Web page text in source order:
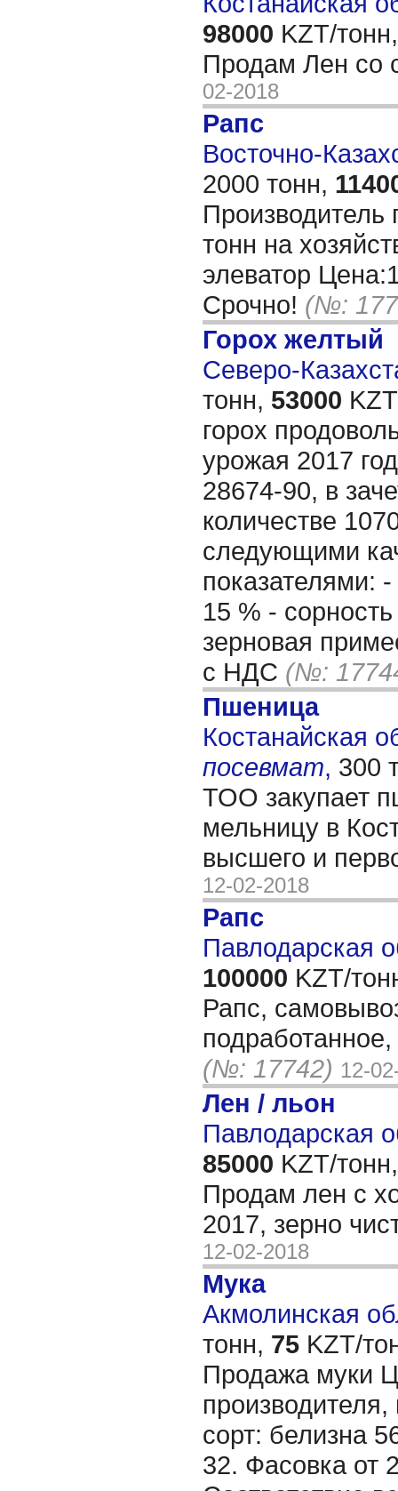
98000 KZT/тонн,
Продам Лен со
02-2018
Рапс
Восточно-
2000 тонн,
Производитель
тонн на
элеватор
Срочно! (№:
Горох желтый
Северо-
тонн, 53000
горох
урожая 2017
28674-90, в
количестве
следующими
показателями:
15 % -
зерновая
с НДС (№:
Пшеница
Костанайская
посевмат, 300
ТОО закупает
мельницу в
высшего и
12-02-2018
Рапс
Павлодарская
100000 KZT/
Рапс,
(№: 17742) 12-
Лен / льон
Павлодарская
85000 KZT/тонн,
Продам лен с
2017, зерно
12-02-2018
Мука
Акмолинская
тонн, 75 KZT/
Продажа муки
производителя,
сорт: белизна
32. Фасовка от